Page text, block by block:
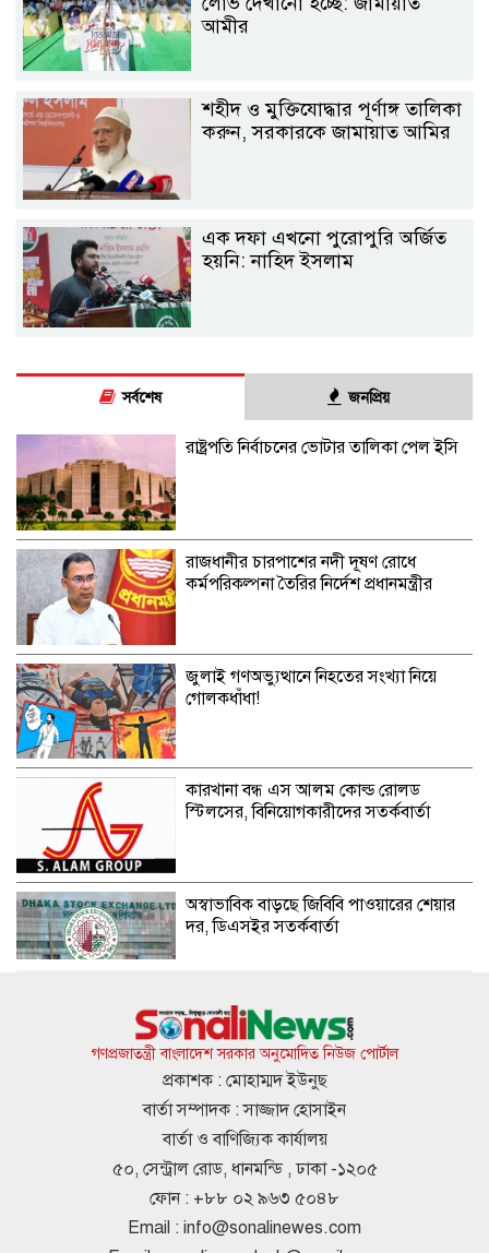
আমীর
শহীদ ও মুক্তিযোদ্ধার পূর্ণাঙ্গ তালিকা
করুন, সরকারকে জামায়াত আমির
এক দফা এখনো পুরোপুরি অর্জিত
হয়নি: নাহিদ ইসলাম
সর্বশেষ জনপ্রিয়
রাষ্ট্রপতি নির্বাচনের ভোটার তালিকা পেল ইসি
রাজধানীর চারপাশের নদী দূষণ রোধে
কর্মপরিকল্পনা তৈরির নির্দেশ প্রধানমন্ত্রীর
জুলাই গণঅভ্যুত্থানে নিহতের সংখ্যা নিয়ে
গোলকধাঁধা!
কারখানা বন্ধ এস আলম কোল্ড রোলড
স্টিলসের, বিনিয়োগকারীদের সতর্কবার্তা
অস্বাভাবিক বাড়ছে জিবিবি পাওয়ারের শেয়ার
দর, ডিএসইর সতর্কবার্তা
গ্যাস সংকট, বিদ্যুতের ভূতুড়ে বিলের
প্রতিবাদে চুলা, পাতিল নিয়ে অবস্থান
দেশের পোলট্রি মাংসে মিলল মাত্রাতিরিক্ত
অ্যান্টিমাইক্রোবিয়াল
দেশে স্বর্ণের দামে বড় লাফ, ভরিতে বাড়ল
গণপ্রজাতন্ত্রী বাংলাদেশ সরকার অনুমোদিত নিউজ পোর্টাল
প্রকাশক : মোহাম্মদ ইউনুছ
বার্তা সম্পাদক : সাজ্জাদ হোসাইন
বার্তা ও বাণিজ্যিক কার্যালয়
৫০, সেন্ট্রাল রোড, ধানমন্ডি , ঢাকা -১২০৫
ফোন : +৮৮ ০২ ৯৬৩ ৫০৪৮
Email : info@sonalinewes.com